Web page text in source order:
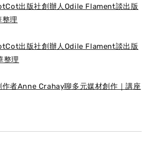
出版社創辦人Odile Flament談出版
整理
出版社創辦人Odile Flament談出版
整理
作者Anne Crahay聊多元媒材創作｜講座